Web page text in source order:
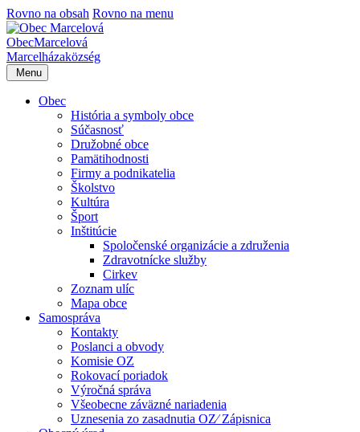
Rovno na obsah Rovno na menu
ObecMarcelová
Marcelházaközség
Menu
Obec
História a symboly obce
Súčasnosť
Družobné obce
Pamätihodnosti
Firmy a podnikatelia
Školstvo
Kultúra
Šport
Inštitúcie
Spoločenské organizácie a združenia
Zdravotnícke služby
Cirkev
Zoznam ulíc
Mapa obce
Samospráva
Kontakty
Poslanci a obvody
Komisie OZ
Rokovací poriadok
Výročná správa
Všeobecne záväzné nariadenia
Uznesenia zo zasadnutia OZ⁄ Zápisnica